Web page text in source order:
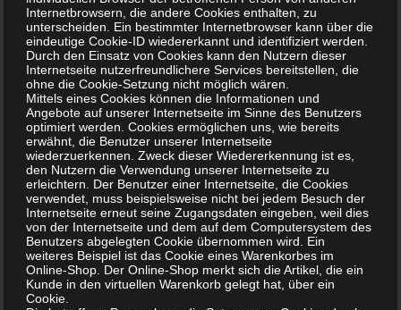
Standbodenbeutel,
wiederverschließbar
– Magnesiumgehalt: 60,3%
– Beschaffenheit: reines Pulver, Reinheit 98%-100,5%,
Ph.Eur., LM-Qualität
– Lagerung: trocken und bei Raumtemperatur,
Sonneneinstrahlung vermeiden
mehr Infos:
Wasserspeichergranulat Micro
Internetbrowsern, die andere Cookies enthalten, zu
unterscheiden. Ein bestimmter Internetbrowser kann über die
eindeutige Cookie-ID wiedererkannt und identifiziert werden.
Durch den Einsatz von Cookies kann den Nutzern dieser
Internetseite nutzerfreundlichere Services bereitstellen, die
ohne die Cookie-Setzung nicht möglich wären.
Mittels eines Cookies können die Informationen und
Angebote auf unserer Internetseite im Sinne des Benutzers
optimiert werden. Cookies ermöglichen uns, wie bereits
erwähnt, die Benutzer unserer Internetseite
wiederzuerkennen. Zweck dieser Wiedererkennung ist es,
den Nutzern die Verwendung unserer Internetseite zu
erleichtern. Der Benutzer einer Internetseite, die Cookies
verwendet, muss beispielsweise nicht bei jedem Besuch der
Internetseite erneut seine Zugangsdaten eingeben, weil dies
von der Internetseite und dem auf dem Computersystem des
Benutzers abgelegten Cookie übernommen wird. Ein
weiteres Beispiel ist das Cookie eines Warenkorbes im
Online-Shop. Der Online-Shop merkt sich die Artikel, die ein
Kunde in den virtuellen Warenkorb gelegt hat, über ein
Cookie.